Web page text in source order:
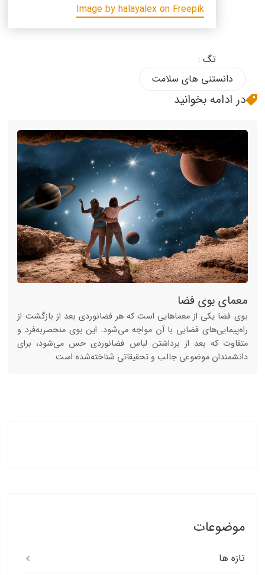
Image by halayalex on Freepik
تگ :
دانستنی های سلامت
در ادامه بخوانید
معمای بوی فضا
بوی فضا یکی از معماهایی است که هر فضانوردی بعد از بازگشت از
راه‌پیمایی‌های فضایی با آن مواجه می‌شود. این بوی منحصربه‌فرد و
متفاوت که بعد از برداشتن لباس فضانوردی حس می‌شود، برای
دانشمندان موضوعی جالب و تحقیقاتی شناخته‌شده است.
موضوعات
تازه ها